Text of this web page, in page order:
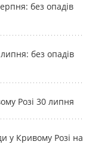
без опадів
без опадів
Розі 30 липня
у Кривому Розі на